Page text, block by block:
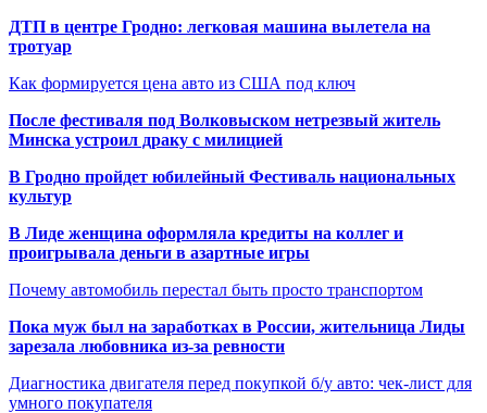
ДТП в центре Гродно: легковая машина вылетела на
тротуар
Как формируется цена авто из США под ключ
После фестиваля под Волковыском нетрезвый житель
Минска устроил драку с милицией
В Гродно пройдет юбилейный Фестиваль национальных
культур
В Лиде женщина оформляла кредиты на коллег и
проигрывала деньги в азартные игры
Почему автомобиль перестал быть просто транспортом
Пока муж был на заработках в России, жительница Лиды
зарезала любовника из-за ревности
Диагностика двигателя перед покупкой б/у авто: чек-лист для
умного покупателя